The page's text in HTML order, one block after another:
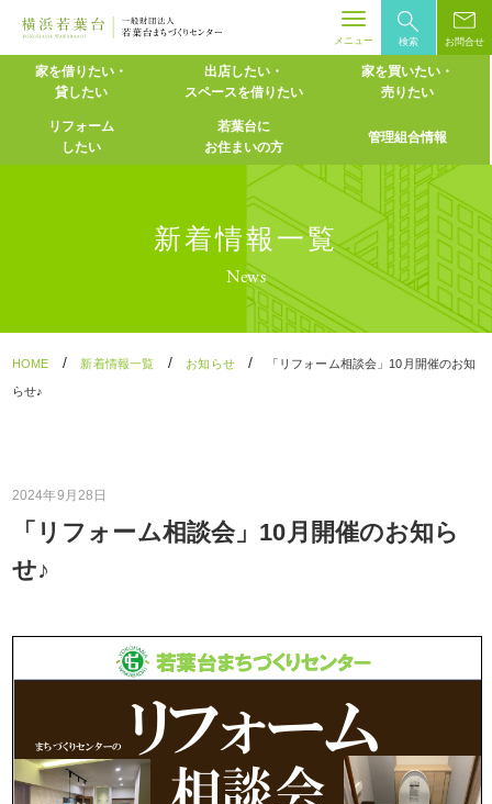
content
メニュー 検索 お問合せ
家を借りたい・
貸したい
出店したい・
スペースを借りたい
家を買いたい・
売りたい
リフォーム
したい
若葉台に
お住まいの方
管理組合情報
新着情報一覧
News
HOME / 新着情報一覧 / お知らせ/ 「リフォーム相談会」10月開催のお知
らせ♪
2024年9月28日
「リフォーム相談会」10月開催のお知ら
せ♪